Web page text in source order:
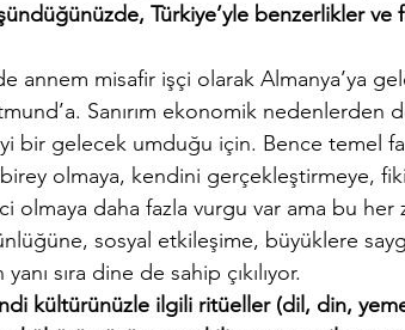
Türkiye’yle benzerlikler ve
annem misafir işçi olarak Almanya’ya
Sanırım ekonomik nedenlerden
bir gelecek umduğu için. Bence temel
birey olmaya, kendini gerçekleştirmeye,
olmaya daha fazla vurgu var ama bu her
sosyal etkileşime, büyüklere
sıra dine de sahip çıkılıyor.
kültürünüzle ilgili ritüeller (dil, din,